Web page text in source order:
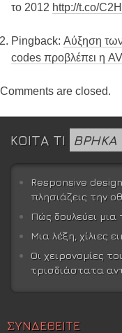
το 2012 http://t.co/
Pingback: Αύξηση
codes προβλέπει η
Comments are closed.
ΚΟΙΤΑ ΤΙ ΒΡΗΚΑ
Responsive
πλησιάζεις την
Πώς δουλεύει μια
Μια λέξη, χίλιες
Οι χειρονομίες
τρισδιάστατα
ΣΥΝΔΕΘΕΙΤΕ